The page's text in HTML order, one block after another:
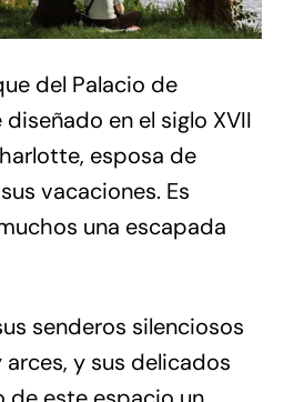
del Palacio de
en el siglo XVII
esposa de
vacaciones. Es
una escapada
senderos silenciosos
y sus delicados